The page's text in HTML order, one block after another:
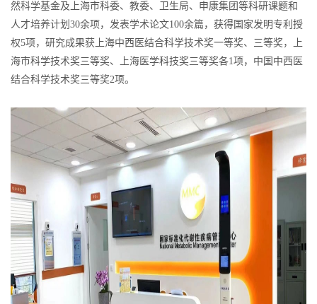
然科学基金及上海市科委、教委、卫生局、申康集团等科研课题和
人才培养计划30余项，发表学术论文100余篇，获得国家发明专利授
权5项，研究成果获上海中西医结合科学技术奖一等奖、三等奖，上
海市科学技术奖三等奖、上海医学科技奖三等奖各1项，中国中西医
结合科学技术奖三等奖2项。